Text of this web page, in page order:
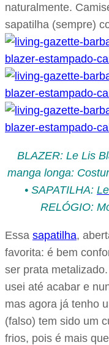
naturalmente.
sapatilha (sempre)
BLAZER: Le Lis
manga longa:
• SAPATILHA:
RELÓGIO:
Essa sapatilha,
favorita: é bem
ser prata
usei até acabar e
mas agora já tenho
(falso) tem sido um
frios, pois é mais